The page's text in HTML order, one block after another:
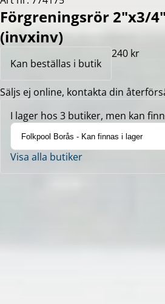
Förgreningsrör 2"x3/
(invxinv)
Kan beställas i butik
240 kr
Säljs ej online, kontakta din
I lager hos 3 butiker, men kan
Visa alla butiker